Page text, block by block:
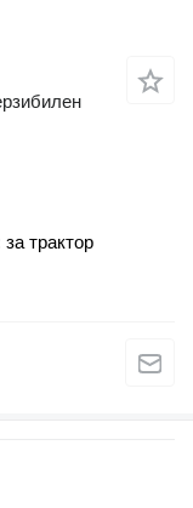
за трактор